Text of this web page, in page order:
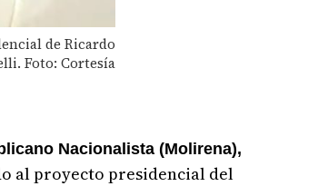
de Ricardo
Foto: Cortesía
Nacionalista (Molirena),
al proyecto presidencial del